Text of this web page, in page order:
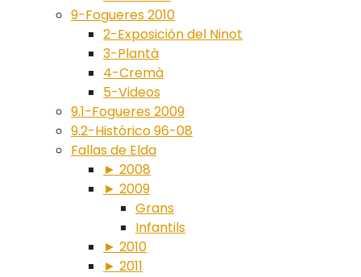
9-Fogueres 2010
2-Exposición del Ninot
3-Plantà
4-Cremà
5-Videos
9.1-Fogueres 2009
9.2-Histórico 96-08
Fallas de Elda
► 2008
► 2009
Grans
Infantils
► 2010
► 2011